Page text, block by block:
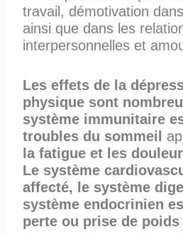
travail, démotivation
ainsi que dans les
interpersonnelles et
Les effets de la
physique sont
système immunitaire
troubles du sommeil
la fatigue et les
Le système
affecté, le système
système endocrinien
perte ou prise de